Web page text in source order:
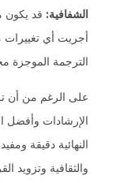
الشفافية: قد يكون
أجريت أي
الترجمة الموجزة
على الرغم من أن
الإرشادات وأفضل
النهائية دقيقة
والثقافية وتزويد